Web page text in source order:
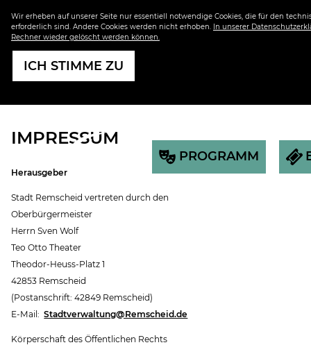
Wir erheben auf unserer Seite nur essentiell notwendige Cookies, die für den
erforderlich sind. Andere Cookies werden nicht erhoben. In unserer
Rechner wieder gelöscht werden können.
ICH STIMME ZU
PROGRAMM
IMPRESSUM
Herausgeber
Stadt Remscheid vertreten durch den
Oberbürgermeister
Herrn Sven Wolf
Teo Otto Theater
Theodor-Heuss-Platz 1
42853 Remscheid
(Postanschrift: 42849 Remscheid)
E-Mail: Stadtverwaltung@Remscheid.de
Körperschaft des Öffentlichen Rechts